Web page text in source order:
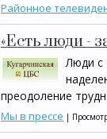
Районное
«Есть люди -
Люди с
преодоление
Мы в прессе |